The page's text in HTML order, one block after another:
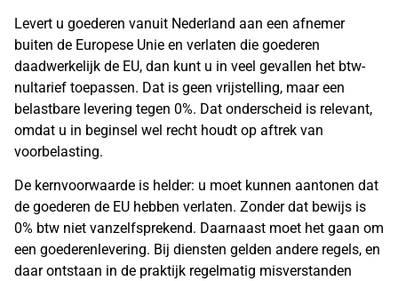
Levert u goederen vanuit Nederland aan een afnemer
buiten de Europese Unie en verlaten die goederen
daadwerkelijk de EU, dan kunt u in veel gevallen het btw-
nultarief toepassen. Dat is geen vrijstelling, maar een
belastbare levering tegen 0%. Dat onderscheid is relevant,
omdat u in beginsel wel recht houdt op aftrek van
voorbelasting.
De kernvoorwaarde is helder: u moet kunnen aantonen dat
de goederen de EU hebben verlaten. Zonder dat bewijs is
0% btw niet vanzelfsprekend. Daarnaast moet het gaan om
een goederenlevering. Bij diensten gelden andere regels, en
daar ontstaan in de praktijk regelmatig misverstanden